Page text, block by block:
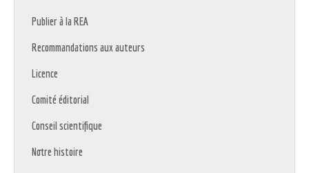
Publier à la REA
Recommandations aux auteurs
Licence
Comité éditorial
Conseil scientifique
Notre histoire